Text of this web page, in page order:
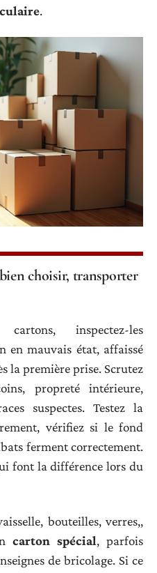
.
choisir, transporter
inspectez-les
en mauvais état, affaissé
la première prise. Scrutez
propreté intérieure,
suspectes. Testez la
vérifiez si le fond
ferment correctement.
font la différence lors du
bouteilles, verres,,
carton spécial, parfois
de bricolage. Si ce